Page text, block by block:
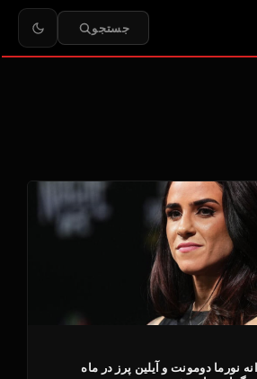
جستجو
نورما دومونت و آیلین پرز در ماه